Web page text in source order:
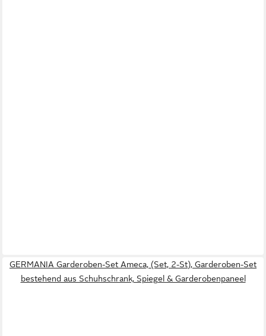
GERMANIA Garderoben-Set Ameca, (Set, 2-St), Garderoben-Set
bestehend aus Schuhschrank, Spiegel & Garderobenpaneel